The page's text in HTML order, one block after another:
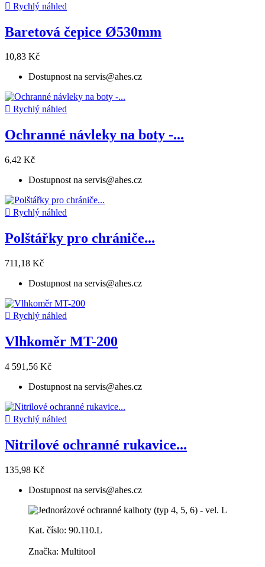
 Rychlý náhled
Baretová čepice Ø530mm
10,83 Kč
Dostupnost na servis@ahes.cz
 Rychlý náhled
Ochranné návleky na boty -...
6,42 Kč
Dostupnost na servis@ahes.cz
 Rychlý náhled
Polštářky pro chrániče...
711,18 Kč
Dostupnost na servis@ahes.cz
 Rychlý náhled
Vlhkoměr MT-200
4 591,56 Kč
Dostupnost na servis@ahes.cz
 Rychlý náhled
Nitrilové ochranné rukavice...
135,98 Kč
Dostupnost na servis@ahes.cz
Kat. číslo: 90.110.L
Značka: Multitool